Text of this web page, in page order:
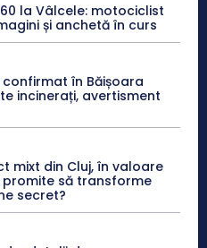
la Vâlcele: motociclist
și anchetă în curs
în Băișoara
incinerați, avertisment
mixt din Cluj, în valoare
promite să transforme
secret?